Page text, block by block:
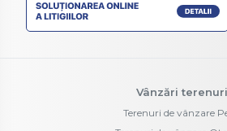
Vânzări terenuri
Terenuri de vânzare